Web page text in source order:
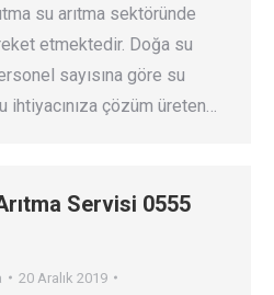
su arıtma sektöründe
etmektedir. Doğa su
sayısına göre su
ihtiyacınıza çözüm üreten…
Servisi 0555
20 Aralık 2019